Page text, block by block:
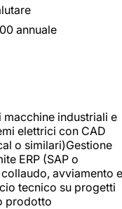
annuale
industriali e
elettrici con CAD
o similari)Gestione
ERP (SAP o
avviamento e
tecnico su progetti
prodotto